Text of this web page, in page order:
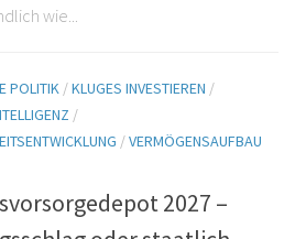
wie...
POLITIK /KLUGES INVESTIEREN /
/
/VERMÖGENSAUFBAU
2027 –